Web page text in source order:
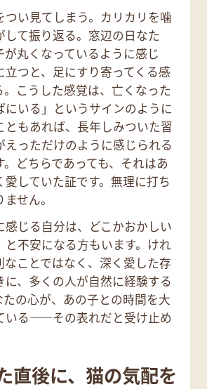
つい見てしまう。カリカリを噛
して振り返る。窓辺の日なた
が丸くなっているように感じ
立つと、足にすり寄ってくる感
こうした感覚は、亡くなった
にいる」というサインのように
ともあれば、長年しみついた習
えっただけのように感じられる
。どちらであっても、それはあ
愛していた証です。無理に打ち
せん。
感じる自分は、どこかおかしい
と不安になる方もいます。けれ
なことではなく、深く愛した存
に、多くの人が自然に経験する
たの心が、あの子との時間を大
いる——その表れだと受け止め
直後に、猫の気配を